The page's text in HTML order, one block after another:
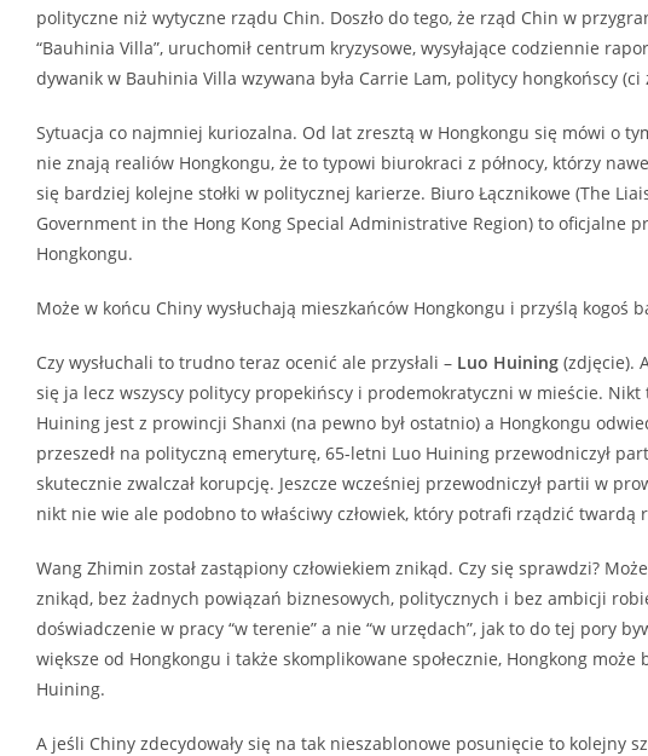
polityczne niż wytyczne rządu Chin. Doszło do tego, że rząd Chin w
“Bauhinia Villa”, uruchomił centrum kryzysowe, wysyłające codziennie
dywanik w Bauhinia Villa wzywana była Carrie Lam, politycy hongkońscy (ci
Sytuacja co najmniej kuriozalna. Od lat zresztą w Hongkongu się mówi o
nie znają realiów Hongkongu, że to typowi biurokraci z północy, którzy
się bardziej kolejne stołki w politycznej karierze. Biuro Łącznikowe (The
Government in the Hong Kong Special Administrative Region) to oficjalne
Hongkongu.
Może w końcu Chiny wysłuchają mieszkańców Hongkongu i przyślą kogoś
Czy wysłuchali to trudno teraz ocenić ale przysłali – Luo Huining (zdjęcie).
się ja lecz wszyscy politycy propekińscy i prodemokratyczni w mieście.
Huining jest z prowincji Shanxi (na pewno był ostatnio) a Hongkongu
przeszedł na polityczną emeryturę, 65-letni Luo Huining przewodniczył
skutecznie zwalczał korupcję. Jeszcze wcześniej przewodniczył partii w
nikt nie wie ale podobno to właściwy człowiek, który potrafi rządzić twardą
Wang Zhimin został zastąpiony człowiekiem znikąd. Czy się sprawdzi?
znikąd, bez żadnych powiązań biznesowych, politycznych i bez ambicji
doświadczenie w pracy “w terenie” a nie “w urzędach”, jak to do tej pory
większe od Hongkongu i także skomplikowane społecznie, Hongkong
Huining.
A jeśli Chiny zdecydowały się na tak nieszablonowe posunięcie to kolejny